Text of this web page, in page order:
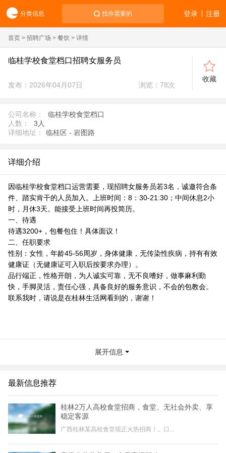
分类信息 找你需要的 注册
登录
首页 > 招聘广场 > 餐饮 > 详情
临桂学校食堂档口招聘女服务员
发布：2026年04月07日 浏览： 78次
收藏
公司名称：
临桂学校食堂档口
人数：
3人
详细地址：
临桂区 - 岩图路
详细介绍
因临桂学校食堂档口运营需要，现招聘女服务员若3名，诚邀符合条
件、踏实肯干的人员加入。上班时间：8：30-21:30；中间休息2小
时，月休3天。能接受上班时间再投简历。
一、待遇
待遇3200+，包餐包住！具体面议！
二、任职要求
性别：女性，年龄45-56周岁，身体健康，无传染性疾病，持有有效
健康证（无健康证可入职后按要求办理）。
品行端正，性格开朗，为人诚实可靠，无不良嗜好，做事麻利勤
快，手脚灵活，责任心强，具备良好的服务意识，不会的包教会。
联系我时，请说是在桂林生活网看到的，谢谢！
展开信息
最新信息推荐
桂林2万人高校食堂招商，食堂、无社会外卖、享
稳定客源
广西桂林某高校食堂现正火热招商！。口...